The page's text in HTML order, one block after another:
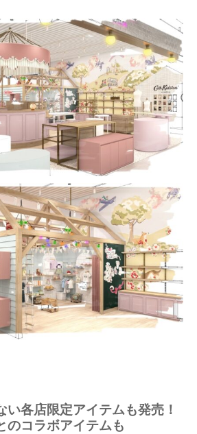
い各店限定アイテムも発売！
のコラボアイテムも